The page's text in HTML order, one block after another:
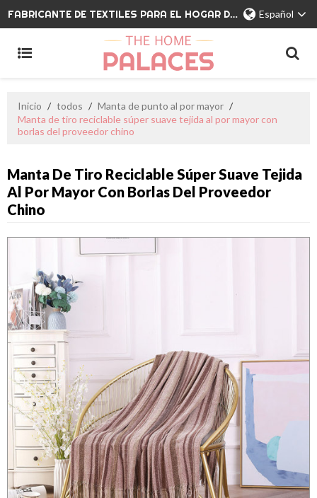
FABRICANTE DE TEXTILES PARA EL HOGAR DE MARCA PRIVADA Español
Inicio / todos / Manta de punto al por mayor /
Manta de tiro reciclable súper suave tejida al por mayor con
borlas del proveedor chino
Manta De Tiro Reciclable Súper Suave Tejida
Al Por Mayor Con Borlas Del Proveedor
Chino